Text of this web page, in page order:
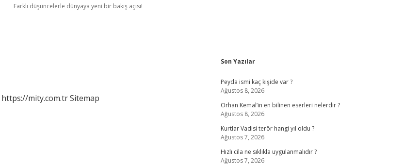
Farklı düşüncelerle dünyaya yeni bir bakış açısı!
https://mity.com.trSitemap
Sidebar
Son Yazılar
Peyda ismi kaç kişide var ?
Ağustos 8, 2026
Orhan Kemal’in en bilinen eserleri nelerdir ?
Ağustos 8, 2026
Kurtlar Vadisi terör hangi yıl oldu ?
Ağustos 7, 2026
Hızlı cila ne sıklıkla uygulanmalıdır ?
Ağustos 7, 2026